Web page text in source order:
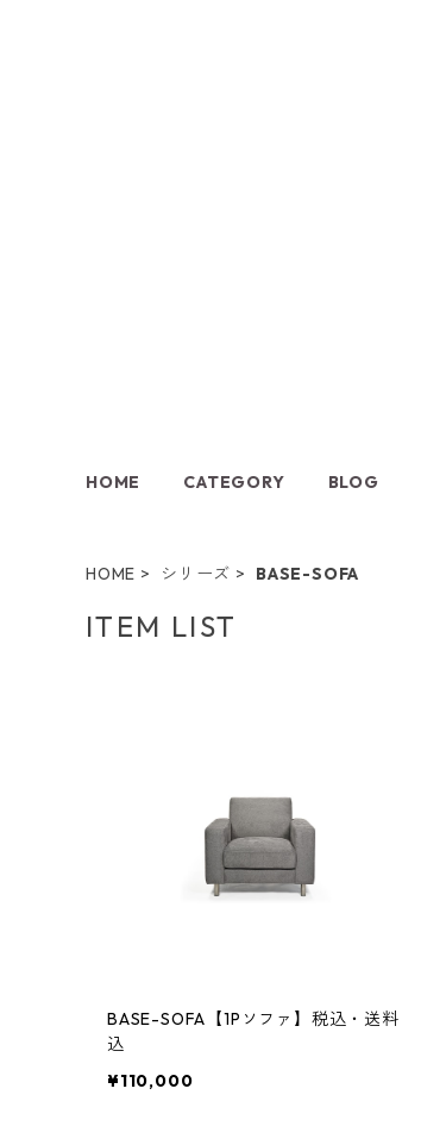
HOME CATEGORY BLOG
HOME シリーズ BASE-SOFA
ITEM LIST
BASE-SOFA【1Pソファ】税込・送料
込
¥110,000